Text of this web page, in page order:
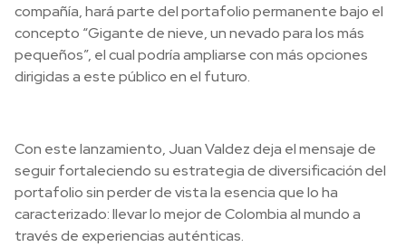
compañía, hará parte del portafolio permanente bajo el
concepto “Gigante de nieve, un nevado para los más
pequeños”, el cual podría ampliarse con más opciones
dirigidas a este público en el futuro.
Con este lanzamiento, Juan Valdez deja el mensaje de
seguir fortaleciendo su estrategia de diversificación del
portafolio sin perder de vista la esencia que lo ha
caracterizado: llevar lo mejor de Colombia al mundo a
través de experiencias auténticas.